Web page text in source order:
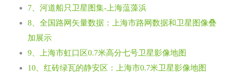
7、河道船只卫星图集-上海蕰藻浜
8、全国路网矢量数据：上海市路网数据和卫星图像叠
加展示
9、上海市虹口区0.7米高分七号卫星影像地图
10、红砖绿瓦的静安区：上海市0.7米卫星影像地图